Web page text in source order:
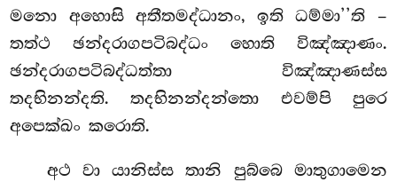
මනො අහොසි අතීතමද්ධානං, ඉති ධම්මා’’ති –
තත්ථ ඡන්දරාගපටිබද්ධං හොති විඤ්ඤාණං.
ඡන්දරාගපටිබද්ධත්තා විඤ්ඤාණස්ස
තදභිනන්දති. තදභිනන්දන්තො එවම්පි පුරෙ
අපෙක්ඛං කරොති.
අථවා යානිස්ස තානි පුබ්බෙ මාතුගාමෙන